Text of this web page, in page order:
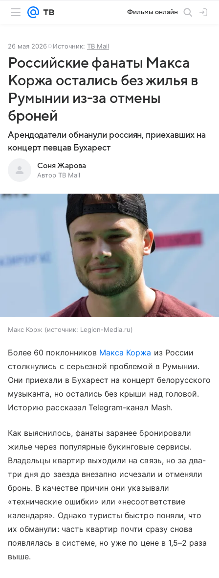
Фильмы онлайн
26 мая 2026 Источник: ТВ Mail
Российские фанаты Макса
Коржа остались без жилья в
Румынии из-за отмены
броней
Арендодатели обманули россиян, приехавших на
концерт певцав Бухарест
Соня Жарова
Автор ТВ Mail
Макс Корж источник: Legion-Media.ru
Более 60 поклонников Макса Коржа из России
столкнулись с серьезной проблемой в Румынии.
Они приехали в Бухарест на концерт белорусского
музыканта, но остались без крыши над головой.
Историю рассказал Telegram-канал Mash.
Как выяснилось, фанаты заранее бронировали
жилье через популярные букинговые сервисы.
Владельцы квартир выходили на связь, но за два-
три дня до заезда внезапно исчезали и отменяли
бронь. В качестве причин они указывали
«технические ошибки» или «несоответствие
календаря». Однако туристы быстро поняли, что
их обманули: часть квартир почти сразу снова
появлялась в системе, но уже по цене в 1,5–2 раза
выше.